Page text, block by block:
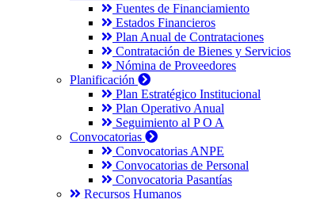
Fuentes de Financiamiento
Estados Financieros
Plan Anual de Contrataciones
Contratación de Bienes y Servicios
Nómina de Proveedores
Planificación
Plan Estratégico Institucional
Plan Operativo Anual
Seguimiento al P O A
Convocatorias
Convocatorias ANPE
Convocatorias de Personal
Convocatoria Pasantías
Recursos Humanos